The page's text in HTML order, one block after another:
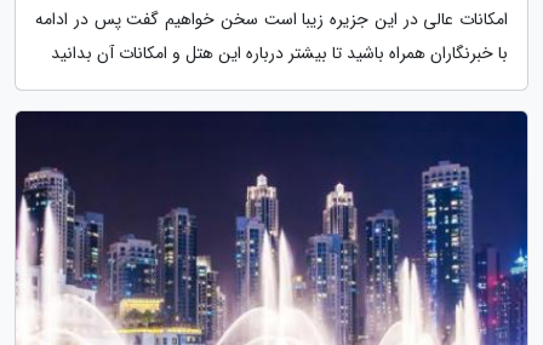
امکانات عالی در این جزیره زیبا است سخن خواهیم گفت پس در ادامه
با خبرنگاران همراه باشید تا بیشتر درباره این هتل و امکانات آن بدانید